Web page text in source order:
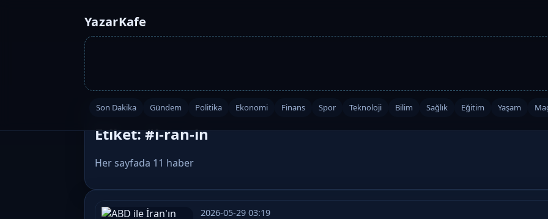
YazarKafe
Son Dakika Gündem Politika Ekonomi Finans Spor Teknoloji Bilim Sağlık Eğitim Yaşam
Etiket: #i-ran-in
Her sayfada 11 haber
2026-05-29 03:19